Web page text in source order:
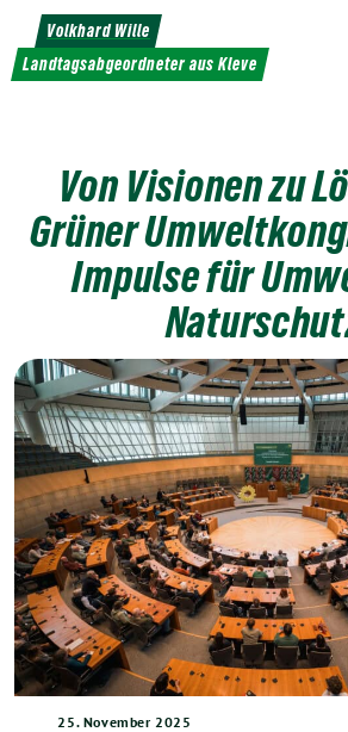
Weiter
zum
Inhalt
Volkhard Wille
Landtagsabgeordneter aus Kleve
Von Visionen zu
Grüner
Impulse für
25. November 2025